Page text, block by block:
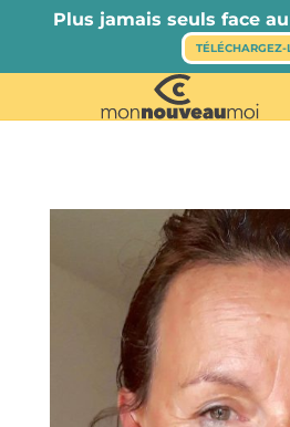
Plus jamais seuls face
TÉLÉCHARGEZ-